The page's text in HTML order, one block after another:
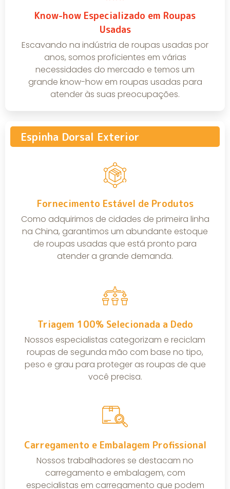
Know-how Especializado em Roupas
Usadas
Escavando na indústria de roupas usadas por
anos, somos proficientes em várias
necessidades do mercado e temos um
grande know-how em roupas usadas para
atender às suas preocupações.
Espinha Dorsal Exterior
Fornecimento Estável de Produtos
Como adquirimos de cidades de primeira linha
na China, garantimos um abundante estoque
de roupas usadas que está pronto para
atender a grande demanda.
Triagem 100% Selecionada a Dedo
Nossos especialistas categorizam e reciclam
roupas de segunda mão com base no tipo,
peso e grau para proteger as roupas de que
você precisa.
Carregamento e Embalagem Profissional
Nossos trabalhadores se destacam no
carregamento e embalagem, com
especialistas em carregamento que podem